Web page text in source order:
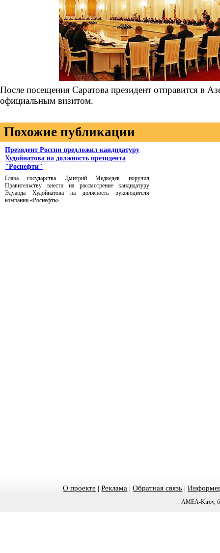
После посещения Саратова президент отправится в
официальным визитом.
Похожие публикации
Президент России предложил кандидатуру
Худойнатова на должность президента
"Роснефти"
Глава государства Дмитрий Медведев поручил
Правительству внести на рассмотрение кандидатуру
Эдуарда Худойнатова на должность руководителя
компании «Роснефть».
О проекте |Реклама |Обратная связь |
AMEA-Kirov,